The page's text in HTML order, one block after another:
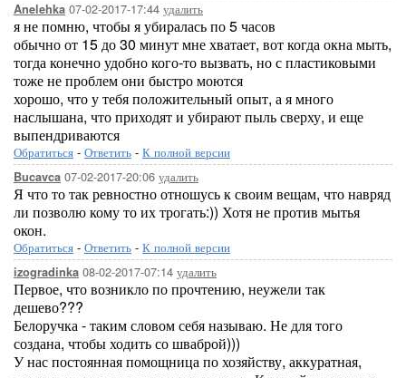
Anelehka 07-02-2017-17:44 удалить
я не помню, чтобы я убиралась по 5 часов
обычно от 15 до 30 минут мне хватает, вот когда окна мыть,
тогда конечно удобно кого-то вызвать, но с пластиковыми
тоже не проблем они быстро моются
хорошо, что у тебя положительный опыт, а я много
наслышана, что приходят и убирают пыль сверху, и еще
выпендриваются
Обратиться - Ответить - К полной версии
Bucavca 07-02-2017-20:06 удалить
Я что то так ревностно отношусь к своим вещам, что навряд
ли позволю кому то их трогать:)) Хотя не против мытья
окон.
Обратиться - Ответить - К полной версии
izogradinka 08-02-2017-07:14 удалить
Первое, что возникло по прочтению, неужели так
дешево???
Белоручка - таким словом себя называю. Не для того
создана, чтобы ходить со шваброй)))
У нас постоянная помощница по хозяйству, аккуратная,